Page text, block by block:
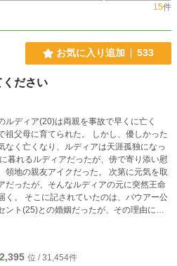
15件
お気に入り追加 533
ください
ルディア(20)は両親を事故で早くに亡く
祖父母に育てられた。 しかし、優しかった
なく亡くなり、ルディアは天涯孤独になっ
暮れるルディアだったが、傍で寄り添い慰
親友アイクだった。 次第に元気を取
だったが、そんなルディアの元に突然王命
、バウアー公
ント(25)との婚姻だったが、その理由にル
、その血を絶やさぬようにする為である』
かには信じ難いものだったが、王命に背く
ディアは仕方なく王都に向かう。 そんなル
2,395 位 / 31,454件